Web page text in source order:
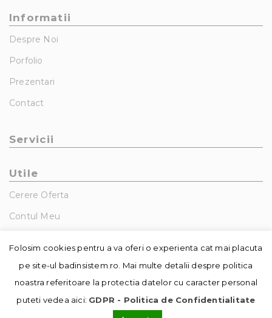
Informatii
Despre Noi
Porfolio
Prezentari
Contact
Servicii
Utile
Cerere Oferta
Contul Meu
Folosim cookies pentru a va oferi o experienta cat mai placuta
pe site-ul badinsistem.ro. Mai multe detalii despre politica
noastra referitoare la protectia datelor cu caracter personal
puteti vedea aici: GDPR - Politica de Confidentialitate